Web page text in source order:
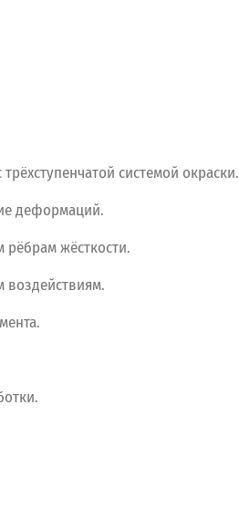
трёхступенчатой системой окраски.
деформаций.
рёбрамжёсткости.
воздействиям.